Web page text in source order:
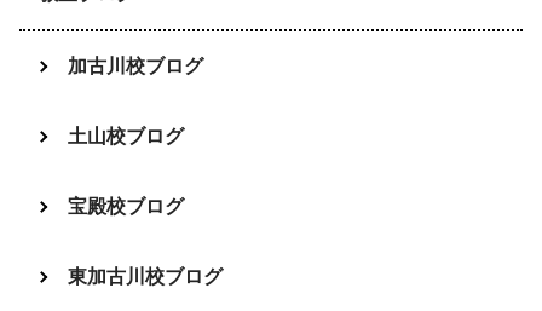
加古川校ブログ
土山校ブログ
宝殿校ブログ
東加古川校ブログ